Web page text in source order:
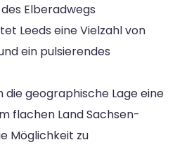
Elberadwegs
Leeds eine Vielzahl von
ein pulsierendes
geographische Lage eine
flachen Land Sachsen-
Möglichkeit zu